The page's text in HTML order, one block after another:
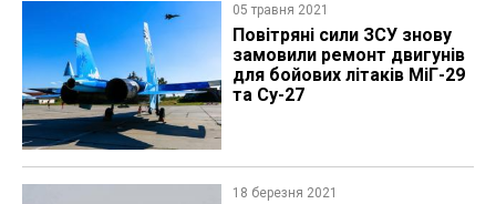
05 травня 2021
Повітряні сили ЗСУ знову
замовили ремонт двигунів
для бойових літаків МіГ-29
та Су-27
18 березня 2021